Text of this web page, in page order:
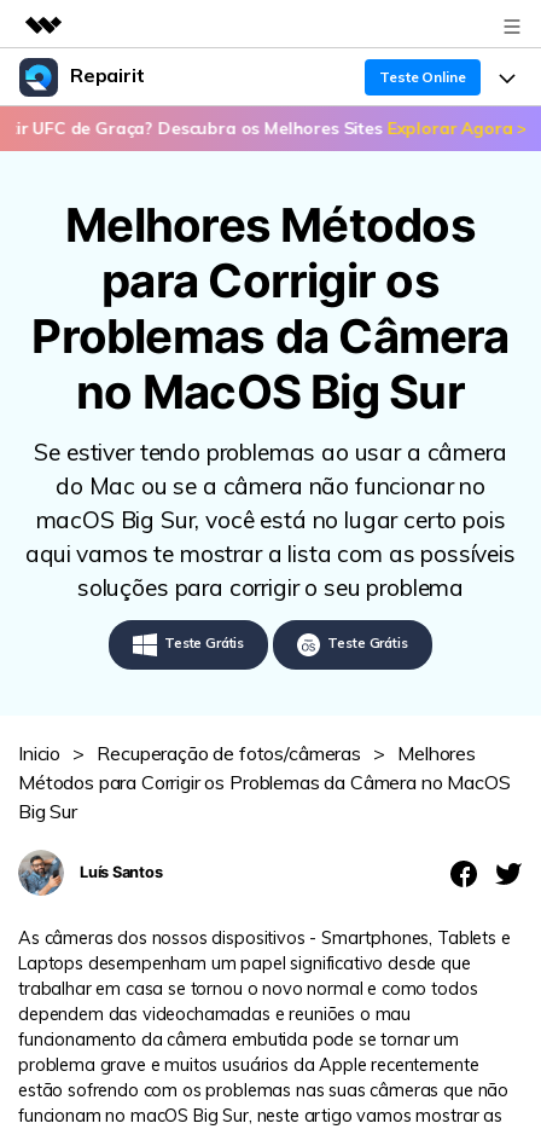
Produtos em destaque
Criatividade digital com IA generativa
Negócios
Soluções
Loja
Suporte
Repairit Teste Online
Produtos
Reparo de arquivo corrompido
Repairit for Email
Backup de dados
Reparação de Vídeos
Backup de Dados
Guia em Vídeo
Soluções para Arquivos
Soluções para Computador
Soluções para Dispositivos de Armazenamento
PROCURE MAIS SOLUÇÕES
Recursos
Preços
Suporte
Sobre Nós
Revisão
Teste Online Entrar
de Graça? Descubra os Melhores SitesExplorar Agora >> 📣
Melhores Métodos
para Corrigir os
Problemas da Câmera
no MacOS Big Sur
Se estiver tendo problemas ao usar a câmera
do Mac ou se a câmera não funcionar no
macOS Big Sur, você está no lugar certo pois
aqui vamos te mostrar a lista com as possíveis
soluções para corrigir o seu problema
Teste Grátis Teste Grátis
Inicio > Recuperação de fotos/câmeras > Melhores
Métodos para Corrigir os Problemas da Câmera no MacOS
Big Sur
Luís Santos
As câmeras dos nossos dispositivos - Smartphones, Tablets e
Laptops desempenham um papel significativo desde que
trabalhar em casa se tornou o novo normal e como todos
dependem das videochamadas e reuniões o mau
funcionamento da câmera embutida pode se tornar um
problema grave e muitos usuários da Apple recentemente
estão sofrendo com os problemas nas suas câmeras que não
funcionam no macOS Big Sur, neste artigo vamos mostrar as